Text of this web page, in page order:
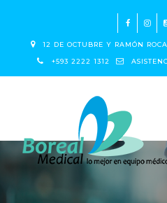
12 DE OCTUBRE Y RAMÓN
+593 2222 1312